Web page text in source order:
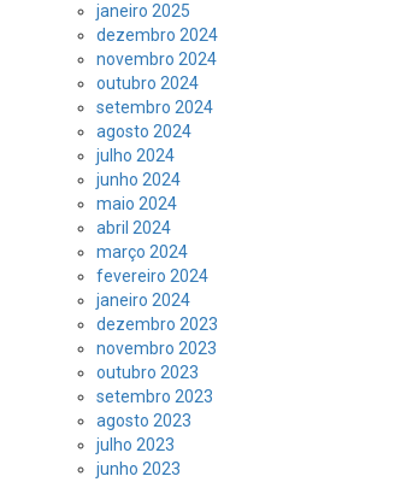
janeiro 2025
dezembro 2024
novembro 2024
outubro 2024
setembro 2024
agosto 2024
julho 2024
junho 2024
maio 2024
abril 2024
março 2024
fevereiro 2024
janeiro 2024
dezembro 2023
novembro 2023
outubro 2023
setembro 2023
agosto 2023
julho 2023
junho 2023